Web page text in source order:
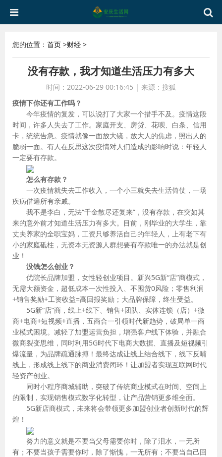
您的位置： 首页 >财经 >
没有存款，我才知道生活压力有多大
时间：2022-06-29 00:16:45 | 来源：搜狐
疫情下你还有工作吗？
今年疫情的复发，可以说打了大家一个措手不及。疫情这段
时间，许多人失去了工作。家庭开支、房贷、花呗、白条、信用
卡，统统告急。疫情就像一面放大镜，放大人的焦虑，照出人的
脆弱一面。有人在反思这次疫情对人们造成的影响时说：年轻人
一定要有存款。
怎么有存款？
一次疫情就失去工作收入，一个小三就失去生活倚仗，一场
疾病借遍所有亲戚。
我不是李白，无法“千金散尽还复来”，没有存款，在突如其
来的意外前才知道生活压力有多大。目前，刚毕业的大学生，靠
丈夫养家的全职宝妈，工资只够养活自己的年轻人，上有老下有
小的家庭砥柱，无资本无资源人群想要有存款唯一的办法就是创
业！
没钱怎么创业？
优院长品牌加盟，女性轻创业项目。新兴5G新“店”商模式，
无需大额资金，超低成本一次性投入、不囤货0风险；零售利润
+销售奖励+工资收益=高回报奖励；大品牌保障，终生受益。
5G新“店”商，线上+线下、销售+团队、实体连锁（店）+微
商+电商+短视频+直播，五商合一引领时代新趋势，破局单一商
业模式困境。减轻了加盟运营负担，增强客户线下体验，并融合
微商裂变思维，同时利用5G时代下电商大数据、直播及短视频引
爆流量，为品牌疏通脉搏！最终达成让线上结合线下，线下反哺
线上，形成线上线下的商业消费闭环！让加盟者实现互联网时代
轻资产创业。
同时小程序商城辅助，突破了传统商业模式在时间、空间上
的限制，实现销售模式数字化转型，让产品营销更多维全面。
5G新店商模式，未来将会带领更多加盟创业者创新时代的辉
煌！
努力的意义就是不要当父母需要你时，除了泪水，一无所
有；不要当孩子需要你时，除了惭愧，一无所有；不要当自己回